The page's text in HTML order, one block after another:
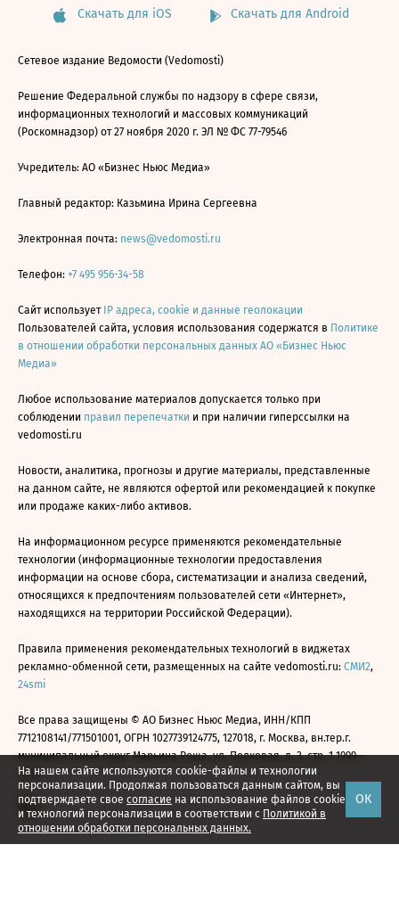
На нашем сайте используются cookie-файлы и технологии
персонализации. Продолжая пользоваться данным сайтом, вы
подтверждаете свое согласие на использование файлов cookie
и технологий персонализации в соответствии с Политикой в
отношении обработки персональных данных.
ОК
Скачать для iOS Скачать для Android
Сетевое издание Ведомости (Vedomosti)
Решение Федеральной службы по надзору в сфере связи,
информационных технологий и массовых коммуникаций
(Роскомнадзор) от 27 ноября 2020 г. ЭЛ № ФС 77-79546
Учредитель: АО «Бизнес Ньюс Медиа»
Главный редактор: Казьмина Ирина Сергеевна
Электронная почта: news@vedomosti.ru
Телефон: +7 495 956-34-58
Сайт использует IP адреса, cookie и данные геолокации
Пользователей сайта, условия использования содержатся в Политике
в отношении обработки персональных данных АО «Бизнес Ньюс
Медиа»
Любое использование материалов допускается только при
соблюдении правил перепечатки и при наличии гиперссылки на
vedomosti.ru
Новости, аналитика, прогнозы и другие материалы, представленные
на данном сайте, не являются офертой или рекомендацией к покупке
или продаже каких-либо активов.
На информационном ресурсе применяются рекомендательные
технологии (информационные технологии предоставления
информации на основе сбора, систематизации и анализа сведений,
относящихся к предпочтениям пользователей сети «Интернет»,
находящихся на территории Российской Федерации).
Правила применения рекомендательных технологий в виджетах
рекламно-обменной сети, размещенных на сайте vedomosti.ru: СМИ2,
24smi
Все права защищены © АО Бизнес Ньюс Медиа, ИНН/КПП
7712108141/771501001, ОГРН 1027739124775, 127018, г. Москва, вн.тер.г.
муниципальный округ Марьина Роща, ул. Полковая, д. 3, стр. 1 1999—
2026